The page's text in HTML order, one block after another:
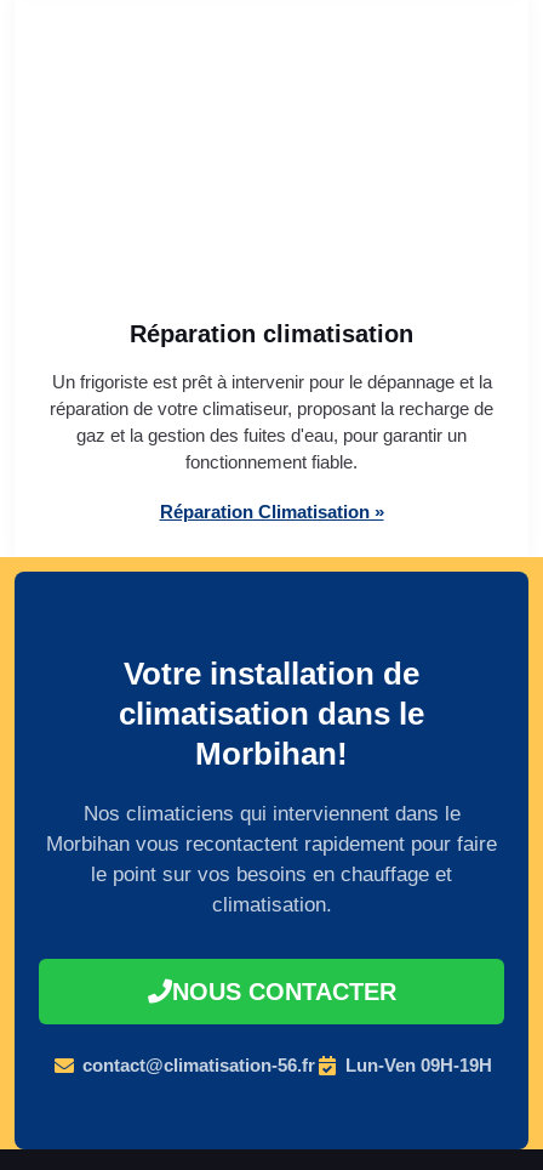
Réparation climatisation
Un frigoriste est prêt à intervenir pour le dépannage et la
réparation de votre climatiseur, proposant la recharge de
gaz et la gestion des fuites d'eau, pour garantir un
fonctionnement fiable.
Réparation Climatisation »
Votre installation de
climatisation dans le
Morbihan!
Nos climaticiens qui interviennent dans le
Morbihan vous recontactent rapidement pour faire
le point sur vos besoins en chauffage et
climatisation.
NOUS CONTACTER
contact@climatisation-56.fr Lun-Ven 09H-19H